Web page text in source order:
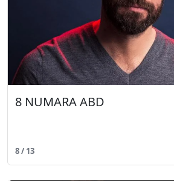
8 NUMARA ABD
8 / 13